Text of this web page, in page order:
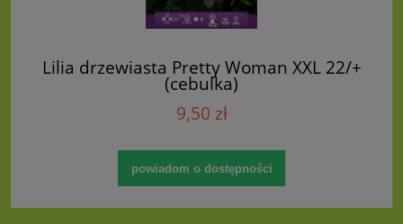
Lilia drzewiasta Pretty Woman XXL 22/+
(cebulka)
9,50 zł
powiadom o dostępności